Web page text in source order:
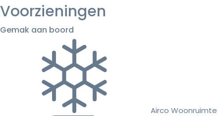
Voorzieningen
Gemak aan boord
Airco Woonruimte